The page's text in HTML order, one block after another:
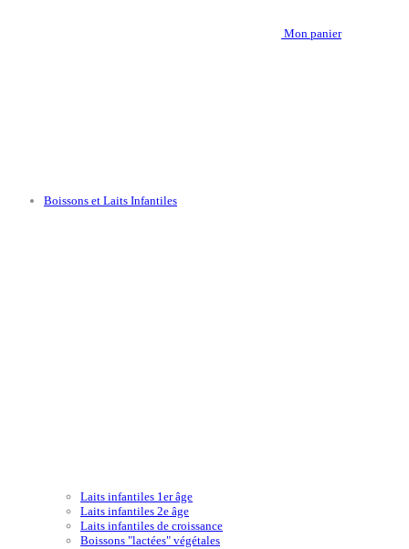
Mon panier
Boissons et Laits Infantiles
Laits infantiles 1er âge
Laits infantiles 2e âge
Laits infantiles de croissance
Boissons "lactées" végétales